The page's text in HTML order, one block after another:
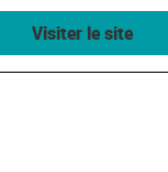
Visiter le site